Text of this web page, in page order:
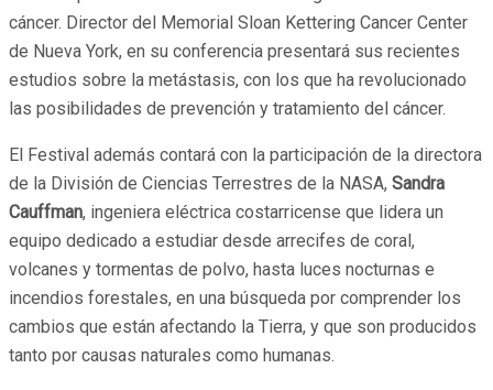
cáncer. Director del Memorial Sloan Kettering Cancer Center
de Nueva York, en su conferencia presentará sus recientes
estudios sobre la metástasis, con los que ha revolucionado
las posibilidades de prevención y tratamiento del cáncer.
El Festival además contará con la participación de la directora
de la División de Ciencias Terrestres de la NASA, Sandra
Cauffman, ingeniera eléctrica costarricense que lidera un
equipo dedicado a estudiar desde arrecifes de coral,
volcanes y tormentas de polvo, hasta luces nocturnas e
incendios forestales, en una búsqueda por comprender los
cambios que están afectando la Tierra, y que son producidos
tanto por causas naturales como humanas.